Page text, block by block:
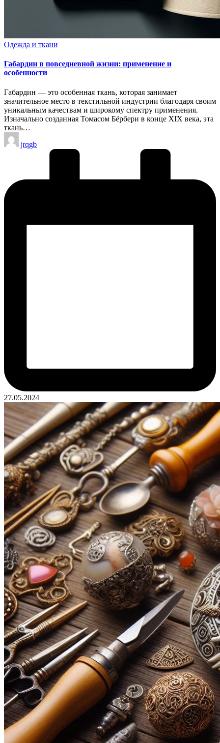
Опубликовано
Одежда и ткани
Габардин в повседневной жизни: применение и
особенности
Габардин — это особенная ткань, которая занимает
значительное место в текстильной индустрии благодаря своим
уникальным качествам и широкому спектру применения.
Изначально созданная Томасом Бёрбери в конце XIX века, эта
ткань…
Запись
от
jrqgb
27.05.2024